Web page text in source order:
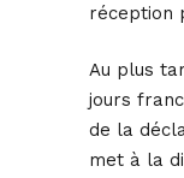
réception
Au plus
jours
de la
met à la